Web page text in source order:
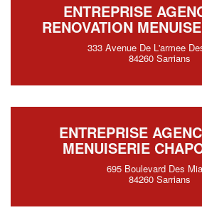
ENTREPRISE
RENOVATION
333 Avenue De L'armee
84260 Sarrians
ENTREPRISE
MENUISERIE
695 Boulevard Des
84260 Sarrians